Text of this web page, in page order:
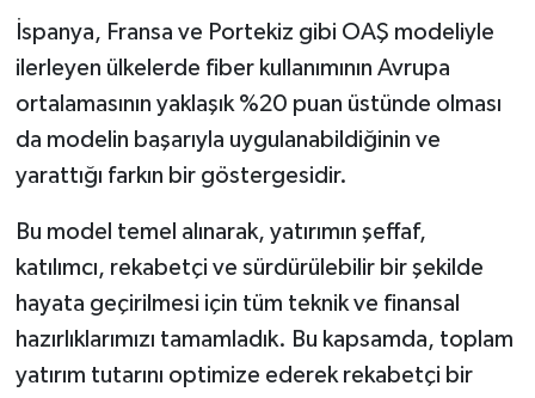
İspanya, Fransa ve Portekiz gibi OAŞ modeliyle
ilerleyen ülkelerde fiber kullanımının Avrupa
ortalamasının yaklaşık %20 puan üstünde olması
da modelin başarıyla uygulanabildiğinin ve
yarattığı farkın bir göstergesidir.
Bu model temel alınarak, yatırımın şeffaf,
katılımcı, rekabetçi ve sürdürülebilir bir şekilde
hayata geçirilmesi için tüm teknik ve finansal
hazırlıklarımızı tamamladık. Bu kapsamda, toplam
yatırım tutarını optimize ederek rekabetçi bir